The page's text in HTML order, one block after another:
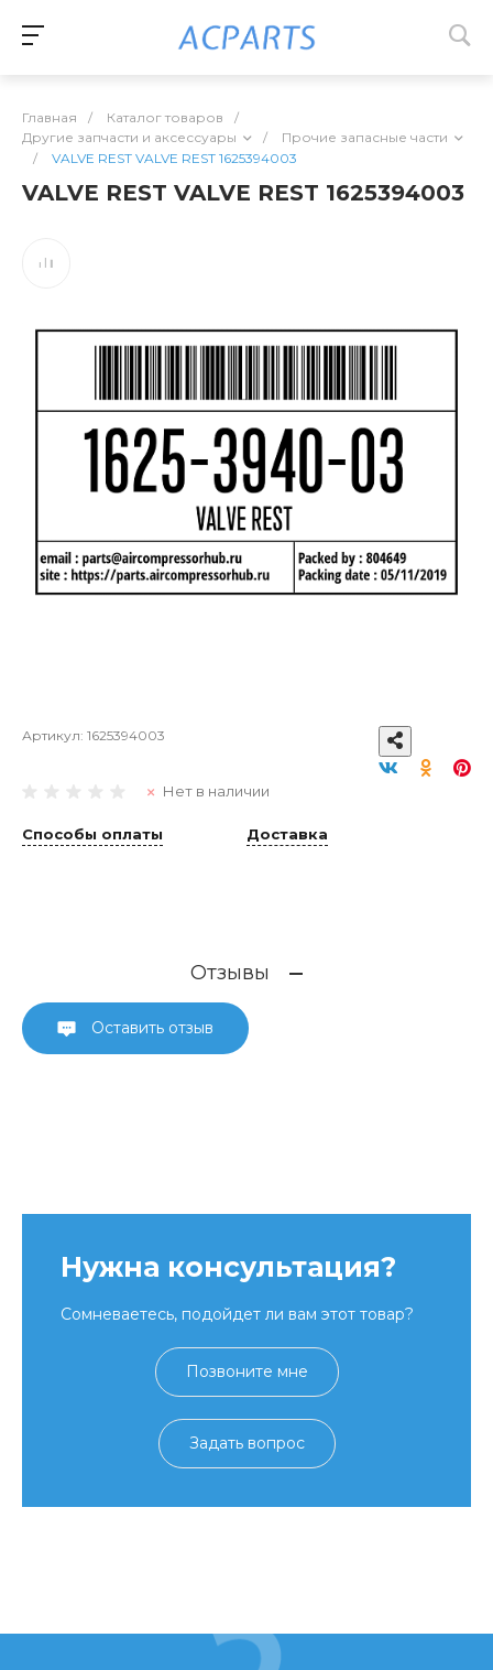
Главная / Каталог товаров
/
Другие запчасти и аксессуары
/
Прочие запасные части
/
VALVE REST VALVE REST 1625394003
VALVE REST VALVE REST 1625394003
Артикул: 1625394003
Нет в наличии
Способы оплаты Доставка
Отзывы
Оставить отзыв
Нужна консультация?
Сомневаетесь, подойдет ли вам этот товар?
Позвоните мне
Задать вопрос